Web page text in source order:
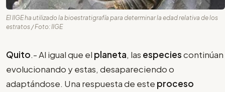
El IIGE ha utilizado la bioestratigrafía para determinar la edad relativa de los
estratos / Foto: IIGE
Quito.- Al igual que el planeta, las especiescontinúan
evolucionando y estas, desapareciendo o
adaptándose. Una respuesta de este proceso